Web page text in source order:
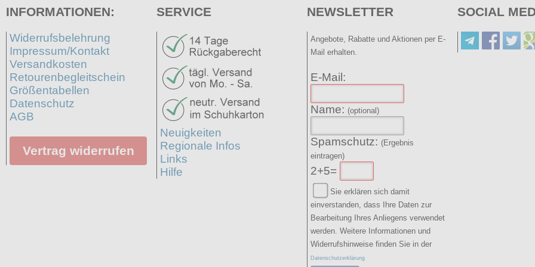
INFORMATIONEN:
Widerrufsbelehrung
Impressum/Kontakt
Versandkosten
Retourenbegleitschein
Größentabellen
Datenschutz
AGB
Vertrag widerrufen
SERVICE
Neuigkeiten
Regionale Infos
Links
Hilfe
NEWSLETTER
Angebote, Rabatte und Aktionen per E-
Mail erhalten.
E-Mail:
Name: (optional)
Spamschutz: (Ergebnis
eintragen)
2+5=
Sie erklären sich damit
einverstanden, dass Ihre Daten zur
Bearbeitung Ihres Anliegens verwendet
werden. Weitere Informationen und
Widerrufshinweise finden Sie in der
Datenschutzerklärung
SOCIAL